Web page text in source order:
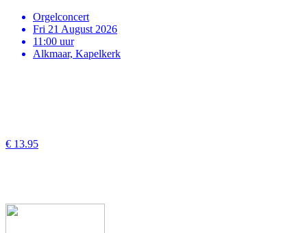
Orgelconcert
Fri 21 August 2026
11:00 uur
Alkmaar, Kapelkerk
€ 13.95